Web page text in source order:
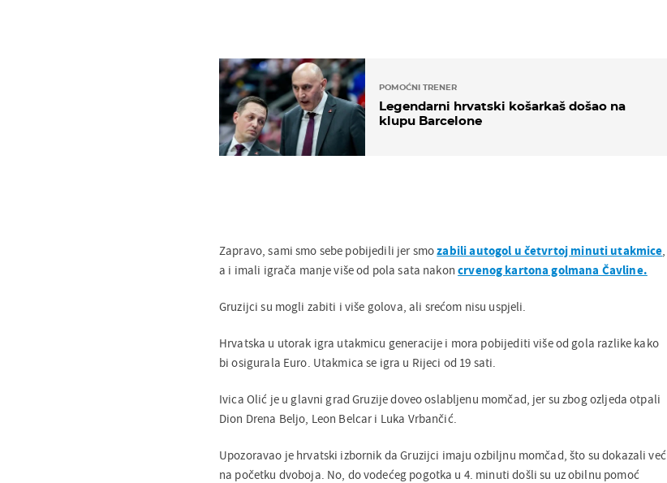
POMOĆNI TRENER
Legendarni hrvatski košarkaš došao na
klupu Barcelone
Zapravo, sami smo sebe pobijedili jer smozabili autogol u četvrtoj minuti utakmice,
a i imali igrača manje više od pola sata nakoncrvenog kartona golmana Čavline.
Gruzijci su mogli zabiti i više golova, ali srećom nisu uspjeli.
Hrvatska u utorak igra utakmicu generacije i mora pobijediti više od gola razlike kako
bi osigurala Euro. Utakmica se igra u Rijeci od 19 sati.
Ivica Olić je u glavni grad Gruzije doveo oslabljenu momčad, jer su zbog ozljeda otpali
Dion Drena Beljo, Leon Belcar i Luka Vrbančić.
Upozoravao je hrvatski izbornik da Gruzijci imaju ozbiljnu momčad, što su dokazali već
na početku dvoboja. No, do vodećeg pogotka u 4. minuti došli su uz obilnu pomoć